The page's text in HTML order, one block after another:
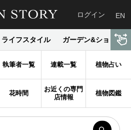
ログイン EN
ライフスタイル ガーデン&ショップ
執筆者一覧 連載一覧 植物占い
花時間
お近くの専門
店情報
植物図鑑